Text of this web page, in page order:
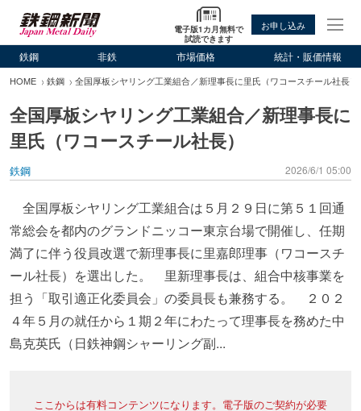
電子版1カ月無料で
試読できます
お申し込み
鉄鋼 非鉄 市場価格 統計・販価情報
HOME 鉄鋼 全国厚板シヤリング工業組合／新理事長に里氏（ワコースチール社長）
全国厚板シヤリング工業組合／新理事長に
里氏（ワコースチール社長）
鉄鋼 2026/6/1 05:00
全国厚板シヤリング工業組合は５月２９日に第５１回通
常総会を都内のグランドニッコー東京台場で開催し、任期
満了に伴う役員改選で新理事長に里嘉郎理事（ワコースチ
ール社長）を選出した。 里新理事長は、組合中核事業を
担う「取引適正化委員会」の委員長も兼務する。 ２０２
４年５月の就任から１期２年にわたって理事長を務めた中
島克英氏（日鉄神鋼シャーリング副...
ここからは有料コンテンツになります。電子版のご契約が必要